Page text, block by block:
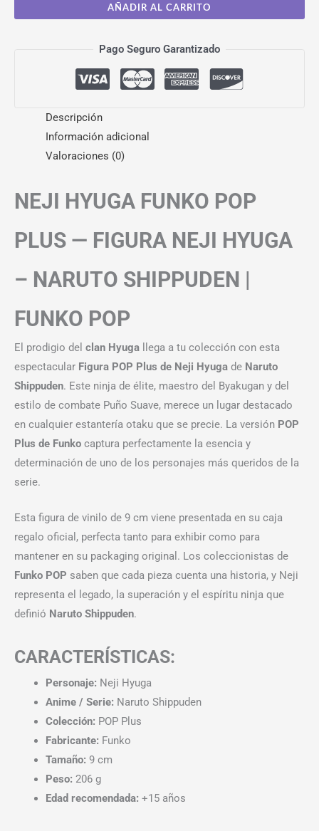
AÑADIR AL CARRITO
Pago Seguro Garantizado
Descripción
Información adicional
Valoraciones (0)
NEJI HYUGA FUNKO POP
PLUS — FIGURA NEJI HYUGA
– NARUTO SHIPPUDEN |
FUNKO POP
El prodigio del clan Hyuga llega a tu colección con esta
espectacular Figura POP Plus de Neji Hyuga de Naruto
Shippuden. Este ninja de élite, maestro del Byakugan y del
estilo de combate Puño Suave, merece un lugar destacado
en cualquier estantería otaku que se precie. La versión POP
Plus de Funko captura perfectamente la esencia y
determinación de uno de los personajes más queridos de la
serie.
Esta figura de vinilo de 9 cm viene presentada en su caja
regalo oficial, perfecta tanto para exhibir como para
mantener en su packaging original. Los coleccionistas de
Funko POP saben que cada pieza cuenta una historia, y Neji
representa el legado, la superación y el espíritu ninja que
definió Naruto Shippuden.
CARACTERÍSTICAS:
Personaje: Neji Hyuga
Anime / Serie: Naruto Shippuden
Colección: POP Plus
Fabricante: Funko
Tamaño: 9 cm
Peso: 206 g
Edad recomendada: +15 años